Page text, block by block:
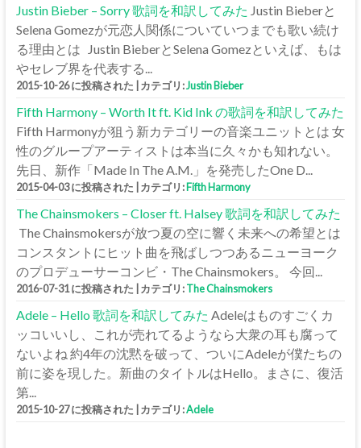
Justin Bieber – Sorry 歌詞を和訳してみた Justin Bieberと
Selena Gomezが元恋人関係についていつまでも歌い続け
る理由とは Justin BieberとSelena Gomezといえば、もは
やセレブ界を代表する...
2015-10-26 に投稿された カテゴリ:Justin Bieber
Fifth Harmony – Worth It ft. Kid Ink の歌詞を和訳してみた
Fifth Harmonyが狙う新カテゴリーの音楽ユニットとは 女
性のグループアーティストは本当に久々かも知れない。
先日、新作「Made In The A.M.」を発売したOne D...
2015-04-03 に投稿された カテゴリ:Fifth Harmony
The Chainsmokers – Closer ft. Halsey 歌詞を和訳してみた
The Chainsmokersが放つ夏の空に響く未来への希望とは
コンスタントにヒット曲を飛ばしつつあるニューヨーク
のプロデューサーコンビ・The Chainsmokers。 今回...
2016-07-31 に投稿された カテゴリ:The Chainsmokers
Adele – Hello 歌詞を和訳してみた Adeleはものすごくカ
ッコいいし、これが売れてるようなら大衆の耳も腐って
ないよね 約4年の沈黙を破って、ついにAdeleが僕たちの
前に姿を現した。新曲のタイトルはHello。まさに、復活
第...
2015-10-27 に投稿された カテゴリ:Adele